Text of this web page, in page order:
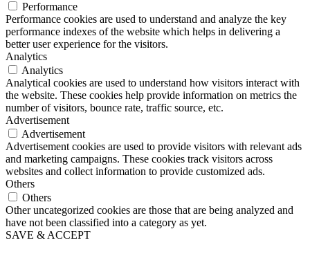
Performance
Performance cookies are used to understand and analyze the key
performance indexes of the website which helps in delivering a
better user experience for the visitors.
Analytics
Analytics
Analytical cookies are used to understand how visitors interact with
the website. These cookies help provide information on metrics the
number of visitors, bounce rate, traffic source, etc.
Advertisement
Advertisement
Advertisement cookies are used to provide visitors with relevant ads
and marketing campaigns. These cookies track visitors across
websites and collect information to provide customized ads.
Others
Others
Other uncategorized cookies are those that are being analyzed and
have not been classified into a category as yet.
SAVE & ACCEPT